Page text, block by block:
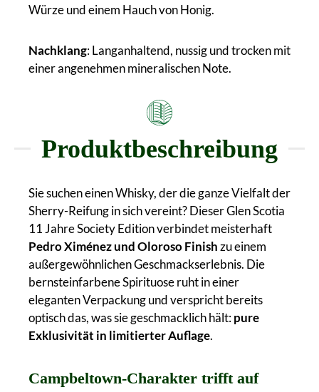
Würze und einem Hauch von Honig.
Nachklang: Langanhaltend, nussig und trocken mit
einer angenehmen mineralischen Note.
Produktbeschreibung
Sie suchen einen Whisky, der die ganze Vielfalt der
Sherry-Reifung in sich vereint? Dieser Glen Scotia
11 Jahre Society Edition verbindet meisterhaft
Pedro Ximénez und Oloroso Finishzu einem
außergewöhnlichen Geschmackserlebnis. Die
bernsteinfarbene Spirituose ruht in einer
eleganten Verpackung und verspricht bereits
optisch das, was sie geschmacklich hält:pure
Exklusivität in limitierter Auflage.
Campbeltown-Charakter trifft auf